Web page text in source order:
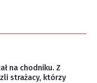
na chodniku. Z
strażacy, którzy